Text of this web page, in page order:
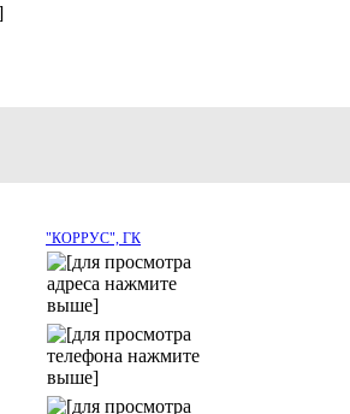
"КОРРУС", ГК